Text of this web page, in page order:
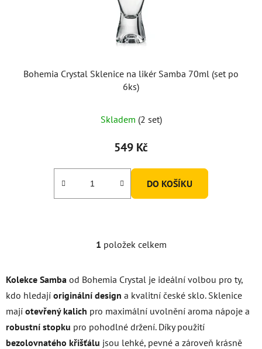
Bohemia Crystal Sklenice na likér Samba 70ml (set po
6ks)
Skladem (2 set)
549 Kč
DO KOŠÍKU
O
l
á
d
a
c
í
1 položek celkem
Kolekce Samba od Bohemia Crystal je ideální volbou pro ty,
kdo hledají originální design a kvalitní české sklo. Sklenice
mají otevřený kalich pro maximální uvolnění aroma nápoje a
robustní stopku pro pohodlné držení. Díky použití
bezolovnatého křišťálu jsou lehké, pevné a zároveň krásně